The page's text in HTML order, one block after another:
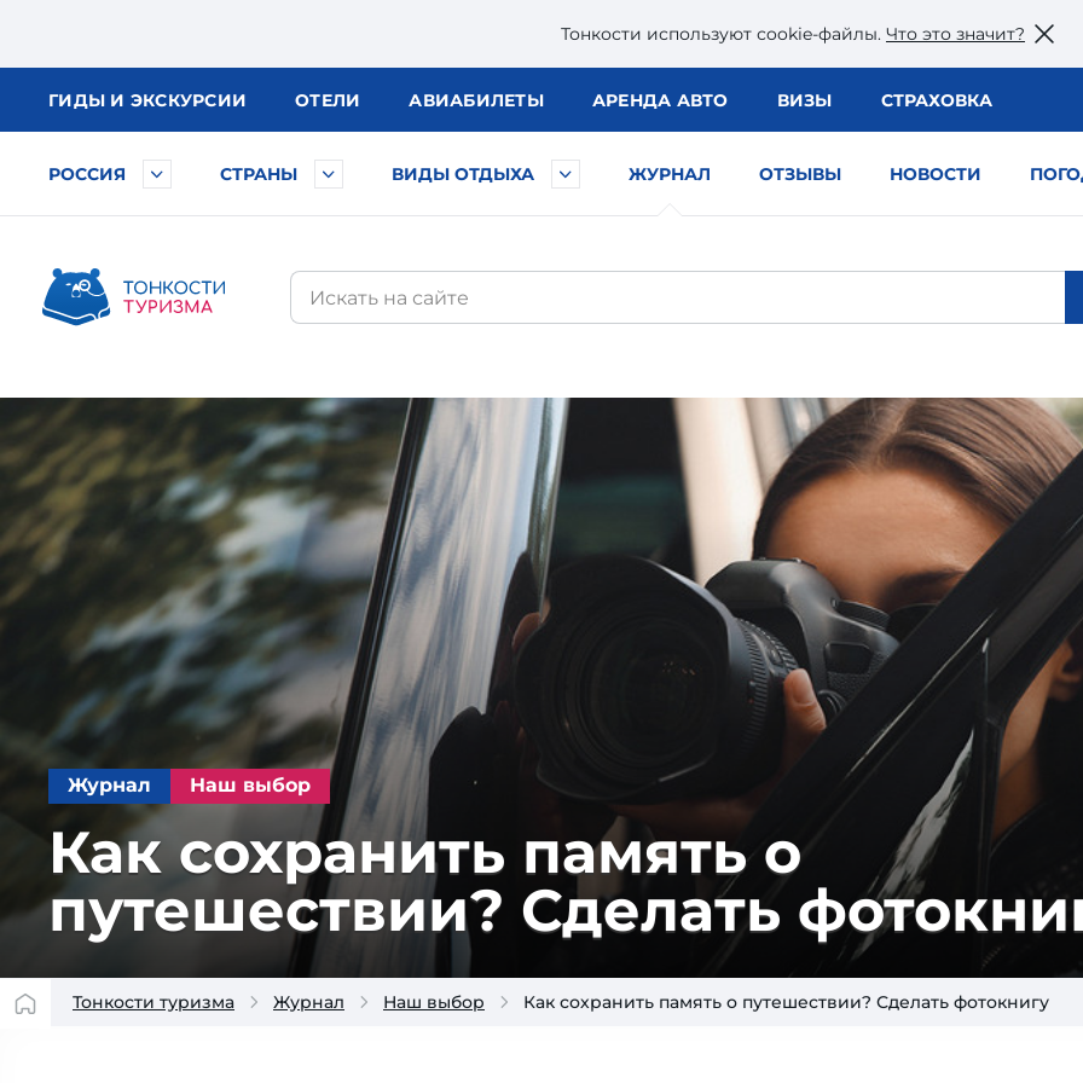
Тонкости используют сookie-файлы. Что это значит?
ГИДЫ И ЭКСКУРСИИ ОТЕЛИ АВИАБИЛЕТЫ АРЕНДА АВТО ВИЗЫ СТРАХОВКА
РОССИЯ СТРАНЫ ВИДЫ ОТДЫХА ЖУРНАЛ ОТЗЫВЫ НОВОСТИ
Журнал Наш выбор
Как сохранить память о
путешествии? Сделать
Тонкости туризма Журнал Наш выбор Как сохранить память о путешествии? Сделать фотокнигу